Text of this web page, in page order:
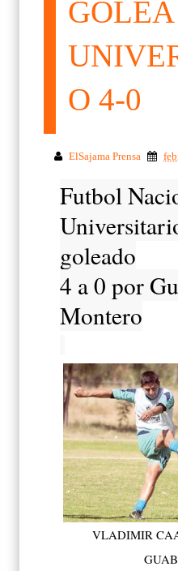
O 4-0
ElSajama Prensa
Futbol
goleado
4 a 0 por
Montero
VLADIMIR